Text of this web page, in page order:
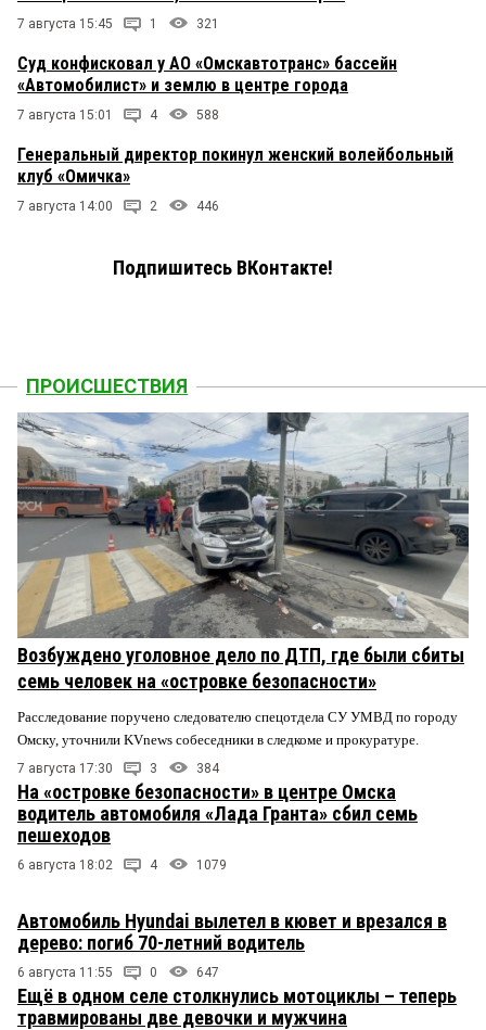
7 августа 15:45 1 321
Суд конфисковал у АО «Омскавтотранс» бассейн
«Автомобилист» и землю в центре города
7 августа 15:01 4 588
Генеральный директор покинул женский волейбольный
клуб «Омичка»
7 августа 14:00 2 446
Подпишитесь ВКонтакте!
ПРОИСШЕСТВИЯ
Возбуждено уголовное дело по ДТП, где были сбиты
семь человек на «островке безопасности»
Расследование поручено следователю спецотдела СУ УМВД по городу
Омску, уточнили KVnews собеседники в следкоме и прокуратуре.
7 августа 17:30 3 384
На «островке безопасности» в центре Омска
водитель автомобиля «Лада Гранта» сбил семь
пешеходов
6 августа 18:02 4 1079
Автомобиль Hyundai вылетел в кювет и врезался в
дерево: погиб 70-летний водитель
6 августа 11:55 0 647
Ещё в одном селе столкнулись мотоциклы – теперь
травмированы две девочки и мужчина